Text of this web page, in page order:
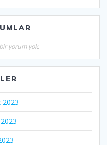
yorum yok.
2023